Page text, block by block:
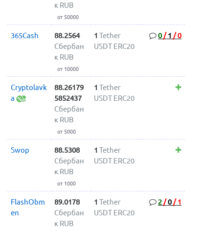
к RUB
от 50000
365Cash
88.2564
Сбербан
к RUB
от 10000
1 Tether
USDT ERC20
0/ 1 /0
Cryptolavk
a
88.26179
5852437
Сбербан
к RUB
от 5000
1 Tether
USDT ERC20
Swop
88.5308
Сбербан
к RUB
от 1000
1 Tether
USDT ERC20
FlashObm
en
89.0178
Сбербан
к RUB
1 Tether
USDT ERC20
2 /0/ 1